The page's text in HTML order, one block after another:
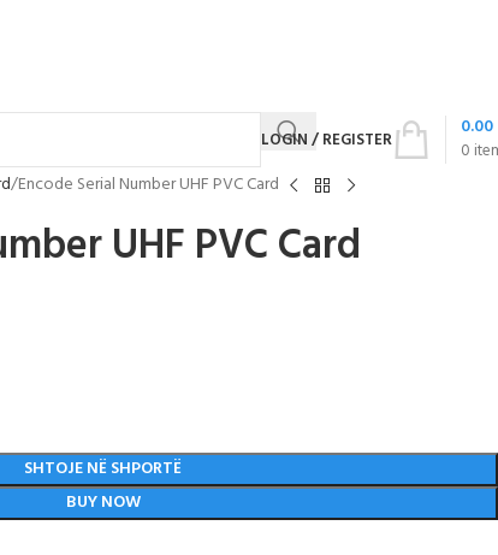
LOGIN / REGISTER 0
0.00
Encode Serial Number UHF PVC Card
UHF PVC Card
SHTOJE NË SHPORTË
BUY NOW